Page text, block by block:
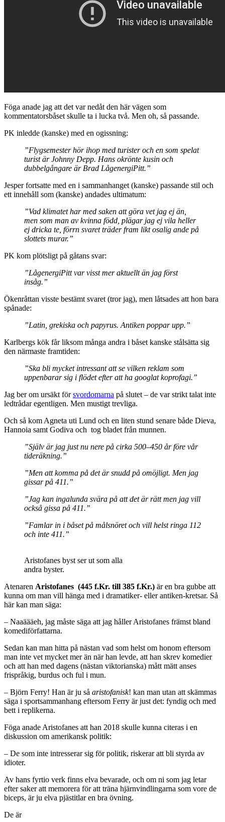
Föga anade jag att det var nedåt den här vägen som
kommentatorsbåset skulle ta i lucka två. Men oh, så passande.
PK inledde (kanske) med en ogissning:
”Flygsemester hör ihop med turister och en som spelat
turist är Johnny Depp. Hans okrönte kusin och
dubbelgångare är Brad LågenergiPitt.”
Jesper fortsatte med en i sammanhanget (kanske) passande stil och
ett innehåll som (kanske) andades ultimatum:
”Vad klimatet har med saken att göra vet jag ej än,
men som man av kvinna född, plägar jag ej vila heller
ej dricka te, förrn svaret träder fram likt osalig ande på
slottets murar.”
PK kom plötsligt på gåtans svar:
”LågenergiPitt var visst mer aktuellt än jag först
insåg.”
Ökenråttan visste bestämt svaret (tror jag), men låtsades att hon bara
spånade:
”Latin, grekiska och papyrus. Antiken poppar upp.”
Karlbergs kök får liksom många andra i båset kanske stålsätta sig
den närmaste framtiden:
”Ska bli mycket intressant att se vilken reklam som
uppenbarar sig i flödet efter att ha googlat koprofagi.”
Jag ber om ursäkt försvordomarna på slutet – de var strikt talat inte
ledtrådar egentligen. Men mustigt trevliga.
Och så kom Agneta uti Lund och en liten stund senare både Dieva,
Hannoia samt Godiva och tog bladet från munnen.
”Själv är jag just nu nere på cirka 500–450 år före vår
tideräkning.”
”Men att komma på det är snudd på omöjligt. Men jag
gissar på 411.”
”Jag kan ingalunda svära på att det är rätt men jag vill
också gissa på 411.”
”Famlar in i båset på målsnöret och vill helst ringa 112
och inte 411.”
Aristofanes byst ser ut som alla
andra byster.
Atenaren Aristofanes (445 f.Kr. till 385 f.Kr.) är en bra gubbe att
kunna om man vill hänga med i dramatiker- eller antiken-kretsar. Så
här kan man säga:
– Naaäääeh, jag måste säga att jag håller Aristofanes främst bland
komediförfattarna.
Sedan kan man hitta på nästan vad som helst om honom eftersom
man inte vet mycket mer än när han levde, att han skrev komedier
och att han med dagens (nästan viktorianska) mått mätt anses
frispråkig, burdus och ful i mun.
– Björn Ferry! Han är ju så aristofanisk! kan man utan att skämmas
säga i sportsammanhang eftersom Ferry är just det: fyndig och med
bett i replikerna.
Föga anade Aristofanes att han 2018 skulle kunna citeras i en
diskussion om amerikansk politik:
– De som inte intresserar sig för politik, riskerar att bli styrda av
idioter.
Av hans fyrtio verk finns elva bevarade, och om ni som jag letar
efter saker att memorera för att träna hjärnvindlingarna som vore de
biceps, är ju elva pjästitlar en bra övning.
De är